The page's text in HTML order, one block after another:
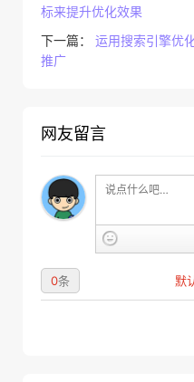
标来提升优化效果
下一篇： 运用搜索引擎优
推广
网友留言
默
0条